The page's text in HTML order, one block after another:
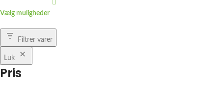
Filtrer varer
Luk
Pris
Vælg muligheder